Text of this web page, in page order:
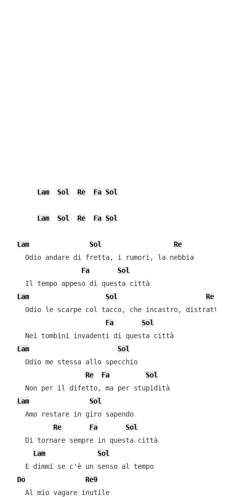
Lam Sol Re Fa Sol
Lam Sol Re Fa Sol
Lam Sol
Re
    Odio andare di fretta, i rumori, la nebbia
Fa
Sol
    Il tempo appeso di questa città
Lam
Sol
Re
    Odio le scarpe col tacco, che incastro, distratta
Fa
Sol
    Nei tombini invadenti di questa città
Lam
Sol
    Odio me stessa allo specchio
Re
Fa
Sol
    Non per il difetto, ma per stupidità
Lam
Sol
    Amo restare in giro sapendo
Re
Fa
Sol
    Di tornare sempre in questa città
Lam
Sol
    E dimmi se c'è un senso al tempo
Do
Re9
    Al mio vagare inutile